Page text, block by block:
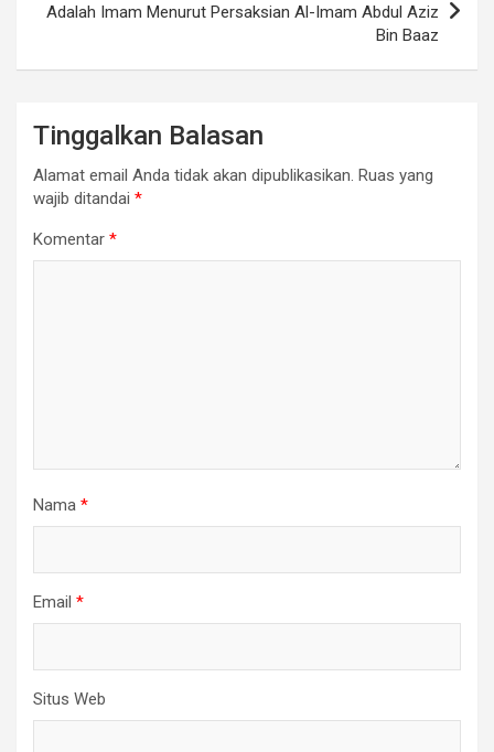
Adalah Imam Menurut Persaksian Al-Imam Abdul Aziz
Bin Baaz
Tinggalkan Balasan
Alamat email Anda tidak akan dipublikasikan. Ruas yang
wajib ditandai *
Komentar *
Nama *
Email *
Situs Web